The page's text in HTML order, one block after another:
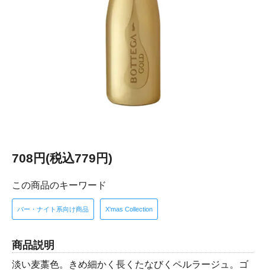
708円(税込779円)
この商品のキーワード
バー・ナイト系向け商品 X'mas Collection
商品説明
淡い麦藁色。きめ細かく長くたなびくペルラージュ。ゴ